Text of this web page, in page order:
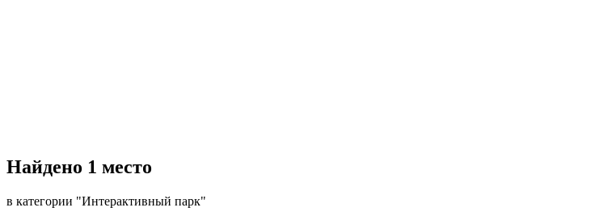
Найдено 1 место
в категории "Интерактивный парк"